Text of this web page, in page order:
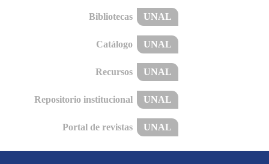
Bibliotecas UNAL
Catálogo UNAL
Recursos UNAL
Repositorio institucional UNAL
Portal de revistas UNAL